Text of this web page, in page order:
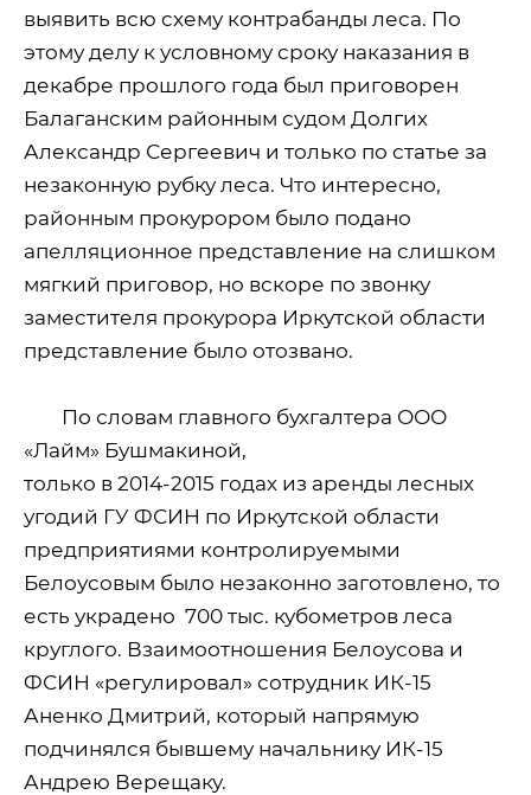
выявить всю схему контрабанды леса. По
этому делу к условному сроку наказания в
декабре прошлого года был приговорен
Балаганским районным судом Долгих
Александр Сергеевич и только по статье за
незаконную рубку леса. Что интересно,
районным прокурором было подано
апелляционное представление на слишком
мягкий приговор, но вскоре по звонку
заместителя прокурора Иркутской области
представление было отозвано.
По словам главного бухгалтера ООО
«Лайм» Бушмакиной,
только в 2014-2015 годах из аренды лесных
угодий ГУ ФСИН по Иркутской области
предприятиями контролируемыми
Белоусовым было незаконно заготовлено, то
есть украдено 700 тыс. кубометров леса
круглого. Взаимоотношения Белоусова и
ФСИН «регулировал» сотрудник ИК-15
Аненко Дмитрий, который напрямую
подчинялся бывшему начальнику ИК-15
Андрею Верещаку.